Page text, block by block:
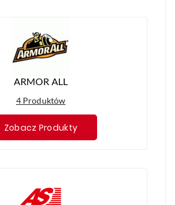
ARMOR ALL
4 Produktów
Zobacz Produkty